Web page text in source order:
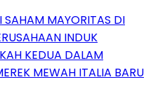
SAHAM MAYORITAS DI
INDUK
KEDUA DALAM
MEWAH ITALIA BARU